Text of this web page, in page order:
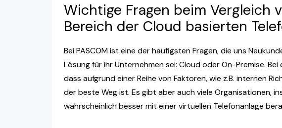
Wichtige Fragen beim Vergleich
Bereich der Cloud basierten
Bei PASCOM ist eine der häufigsten Fragen, die uns
Lösung für ihr Unternehmen sei: Cloud oder On-Premise.
dass aufgrund einer Reihe von Faktoren, wie z.B. internen
der beste Weg ist. Es gibt aber auch viele Organisationen,
wahrscheinlich besser mit einer virtuellen Telefonanlage